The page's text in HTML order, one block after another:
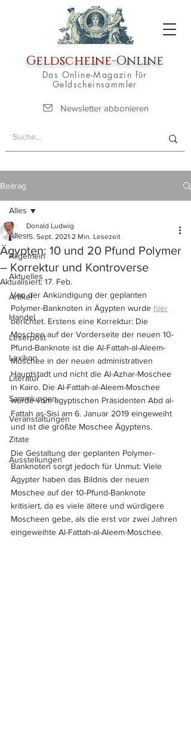
Geldscheine-Online
Das Online-Magazin für
Geldscheinsammler
Newsletter abbonieren
Beitrag
Alles
Allgemein
Aktuelles
Artikel
Handel
Leserpost
Lexikon
Literatur
Sammlungen
Veranstaltungen
Zitate
Ausstellungen
Alles
Ägypten: 10 und 20 Pfund Polymer
– Korrektur und Kontroverse
Donald Ludwig
15. Sept. 2021 2 Min. Lesezeit
Aktualisiert: 17. Feb.
Von der Ankündigung der geplanten
Polymer-Banknoten in Ägypten wurde hier
berichtet. Erstens eine Korrektur: Die
Moschee auf der Vorderseite der neuen 10-
Pfund-Banknote ist die Al-Fattah-al-Aleem-
Moschee in der neuen administrativen
Hauptstadt und nicht die Al-Azhar-Moschee
in Kairo. Die Al-Fattah-al-Aleem-Moschee
wurde vom ägyptischen Präsidenten Abd al-
Fattah as-Sisi am 6. Januar 2019 eingeweiht
und ist die größte Moschee Ägyptens.
Die Gestaltung der geplanten Polymer-
Banknoten sorgt jedoch für Unmut: Viele
Ägypter haben das Bildnis der neuen
Moschee auf der 10-Pfund-Banknote
kritisiert, da es viele ältere und würdigere
Moscheen gebe, als die erst vor zwei Jahren
eingeweihte Al-Fattah-al-Aleem-Moschee.